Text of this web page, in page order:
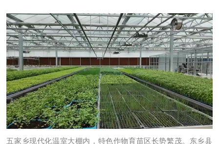
五家乡现代化温室大棚内，特色作物育苗区长势繁茂。东乡县